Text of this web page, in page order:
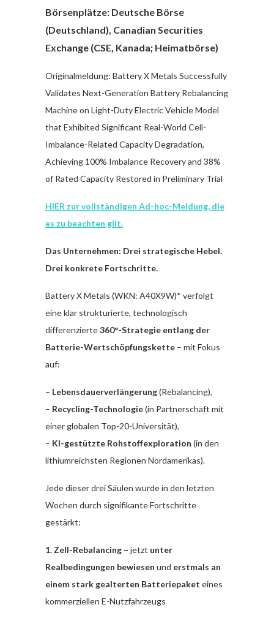
Börsenplätze: Deutsche Börse
(Deutschland), Canadian Securities
Exchange (CSE, Kanada; Heimatbörse)
Originalmeldung: Battery X Metals Successfully
Validates Next-Generation Battery Rebalancing
Machine on Light-Duty Electric Vehicle Model
that Exhibited Significant Real-World Cell-
Imbalance-Related Capacity Degradation,
Achieving 100% Imbalance Recovery and 38%
of Rated Capacity Restored in Preliminary Trial
HIER zur vollständigen Ad-hoc-Meldung, die
es zu beachten gilt.
Das Unternehmen: Drei strategische Hebel.
Drei konkrete Fortschritte.
Battery X Metals (WKN: A40X9W)* verfolgt
eine klar strukturierte, technologisch
differenzierte360°-Strategie entlang der
Batterie-Wertschöpfungskette – mit Fokus
auf:
– Lebensdauerverlängerung(Rebalancing),
– Recycling-Technologie(in Partnerschaft mit
einer globalen Top-20-Universität),
– KI-gestützte Rohstoffexploration (in den
lithiumreichsten Regionen Nordamerikas).
Jede dieser drei Säulen wurde in den letzten
Wochen durch signifikante Fortschritte
gestärkt:
1. Zell-Rebalancing – jetzt unter
Realbedingungen bewiesen und erstmals an
einem stark gealterten Batteriepaket eines
kommerziellen E-Nutzfahrzeugs